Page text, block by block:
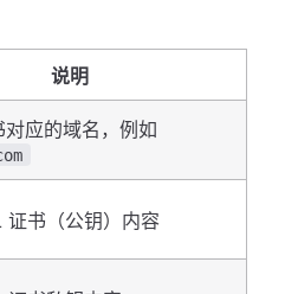
说明
应的域名，例如
证书（公钥）内容